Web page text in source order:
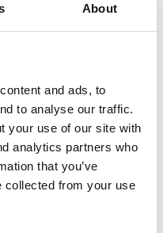
About
and ads, to
to analyse our traffic.
your use of our site with
analytics partners who
that you’ve
collected from your use
nécessitant une
support garantit une
sécurité renforcée